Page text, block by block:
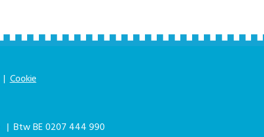
|Cookie
| Btw BE 0207 444 990